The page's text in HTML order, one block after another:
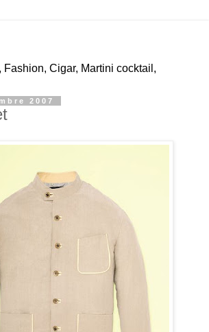
Fashion, Cigar, Martini cocktail,
2007